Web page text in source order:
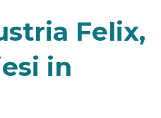
Felix,
in